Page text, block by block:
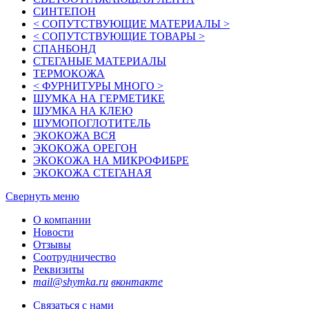
СИНТЕПОН
< СОПУТСТВУЮЩИЕ МАТЕРИАЛЫ >
< СОПУТСТВУЮЩИЕ ТОВАРЫ >
СПАНБОНД
СТЕГАНЫЕ МАТЕРИАЛЫ
ТЕРМОКОЖА
< ФУРНИТУРЫ МНОГО >
ШУМКА НА ГЕРМЕТИКЕ
ШУМКА НА КЛЕЮ
ШУМОПОГЛОТИТЕЛЬ
ЭКОКОЖА ВСЯ
ЭКОКОЖА ОРЕГОН
ЭКОКОЖА НА МИКРОФИБРЕ
ЭКОКОЖА СТЕГАНАЯ
Свернуть меню
О компании
Новости
Отзывы
Соотрудничество
Реквизиты
mail@shymka.ru вконтакте
Связаться с нами